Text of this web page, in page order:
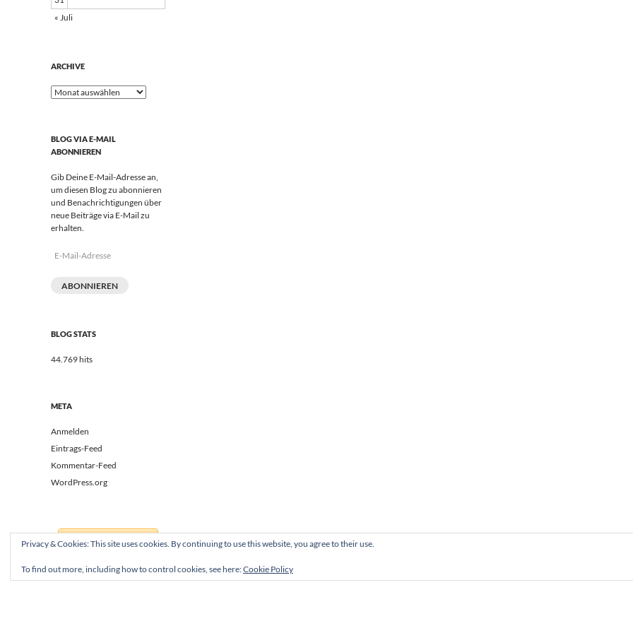
« Juli
ARCHIVE
Archive
BLOG VIA E-MAIL
ABONNIEREN
Gib Deine E-Mail-Adresse an,
um diesen Blog zu abonnieren
und Benachrichtigungen über
neue Beiträge via E-Mail zu
erhalten.
E-
ABONNIEREN
BLOG STATS
44.769 hits
META
Anmelden
Eintrags-Feed
Kommentar-Feed
WordPress.org
Privacy & Cookies: This site uses cookies. By continuing to use this website, you agree to their use.
To find out more, including how to control cookies, see here:Cookie Policy